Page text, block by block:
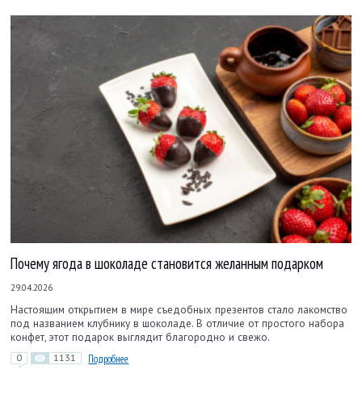
Почему ягода в шоколаде становится желанным подарком
29.04.2026
Настоящим открытием в мире съедобных презентов стало лакомство
под названием клубнику в шоколаде. В отличие от простого набора
конфет, этот подарок выглядит благородно и свежо.
0 1131 Подробнее